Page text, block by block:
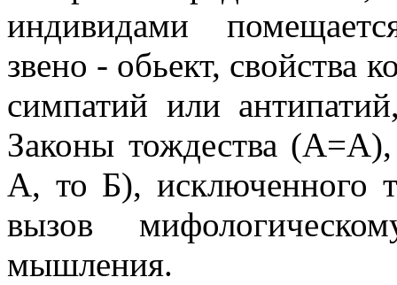
индивидами
звено - обьект, свойства
симпатий или
Законы тождества (А=А),
А, то Б), исключенного
вызов
мышления.